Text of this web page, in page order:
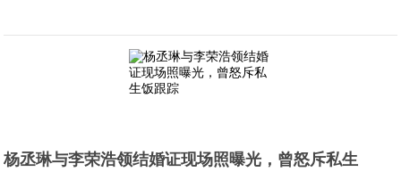
杨丞琳与李荣浩领结婚证现场照曝光，曾怒斥私生